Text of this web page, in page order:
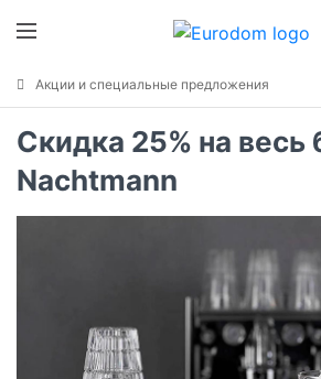
Акции и специальные предложения
Скидка 25% на весь
Nachtmann